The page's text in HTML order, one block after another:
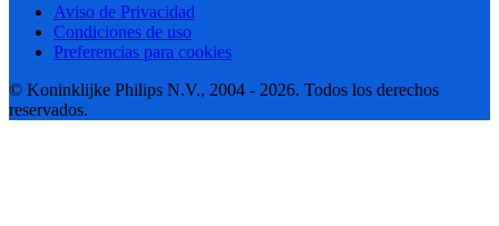
Aviso de Privacidad
Condiciones de uso
Preferencias para cookies
© Koninklijke Philips N.V., 2004 - 2026. Todos los derechos
reservados.